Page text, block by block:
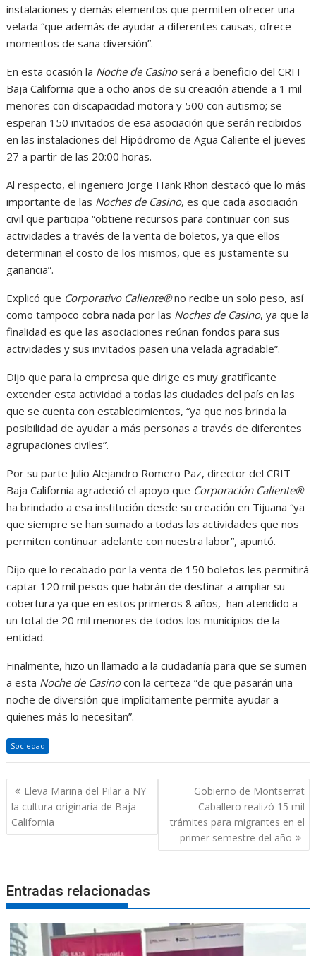
instalaciones y demás elementos que permiten ofrecer una
velada “que además de ayudar a diferentes causas, ofrece
momentos de sana diversión”.
En esta ocasión la Noche de Casinoserá a beneficio del CRIT
Baja California que a ocho años de su creación atiende a 1 mil
menores con discapacidad motora y 500 con autismo; se
esperan 150 invitados de esa asociación que serán recibidos
en las instalaciones del Hipódromo de Agua Caliente el jueves
27 a partir de las 20:00 horas.
Al respecto, el ingeniero Jorge Hank Rhon destacó que lo más
importante de las Noches de Casino, es que cada asociación
civil que participa “obtiene recursos para continuar con sus
actividades a través de la venta de boletos, ya que ellos
determinan el costo de los mismos, que es justamente su
ganancia”.
Explicó que Corporativo Caliente®no recibe un solo peso, así
como tampoco cobra nada por las Noches de Casino, ya que la
finalidad es que las asociaciones reúnan fondos para sus
actividades y sus invitados pasen una velada agradable”.
Dijo que para la empresa que dirige es muy gratificante
extender esta actividad a todas las ciudades del país en las
que se cuenta con establecimientos, “ya que nos brinda la
posibilidad de ayudar a más personas a través de diferentes
agrupaciones civiles”.
Por su parte Julio Alejandro Romero Paz, director del CRIT
Baja California agradeció el apoyo que Corporación Caliente®
ha brindado a esa institución desde su creación en Tijuana “ya
que siempre se han sumado a todas las actividades que nos
permiten continuar adelante con nuestra labor”, apuntó.
Dijo que lo recabado por la venta de 150 boletos les permitirá
captar 120 mil pesos que habrán de destinar a ampliar su
cobertura ya que en estos primeros 8 años, han atendido a
un total de 20 mil menores de todos los municipios de la
entidad.
Finalmente, hizo un llamado a la ciudadanía para que se sumen
a esta Noche de Casinocon la certeza “de que pasarán una
noche de diversión que implícitamente permite ayudar a
quienes más lo necesitan”.
Sociedad
Navegación
de
entradas
Lleva Marina del Pilar a NY
la cultura originaria de Baja
California
Gobierno de Montserrat
Caballero realizó 15 mil
trámites para migrantes en el
primer semestre del año
Entradas relacionadas